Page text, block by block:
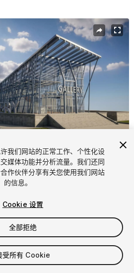
1/25
我们网站的正常工作、个性化设
媒体功能并分析流量。我们还同
作伙伴分享有关您使用我们网站
的信息。
Cookie 设置
全部拒绝
受所有 Cookie